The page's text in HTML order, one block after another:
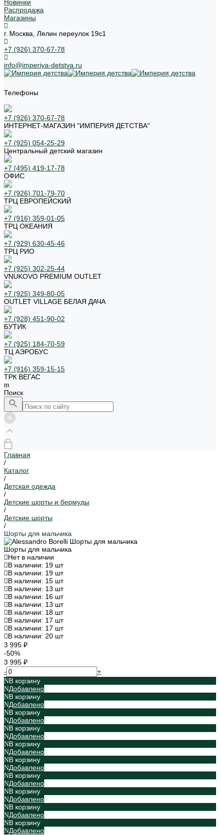
Новинки
Распродажа
Магазины
г. Москва, Лялин переулок 19с1
+7 (926) 370-67-78
info@imperiya-detstva.ru
Телефоны
+7 (926) 370-67-78
ИНТЕРНЕТ-МАГАЗИН "ИМПЕРИЯ ДЕТСТВА"
+7 (925) 054-25-29
Центральный детский магазин
+7 (495) 419-17-78
ОФИС
+7 (926) 701-79-70
ТРЦ ЕВРОПЕЙСКИЙ
+7 (916) 359-01-05
ТРЦ ОКЕАНИЯ
+7 (929) 630-45-46
ТРЦ РИО
+7 (925) 302-25-44
VNUKOVO PREMIUM OUTLET
+7 (925) 349-80-05
OUTLET VILLAGE БЕЛАЯ ДАЧА
+7 (928) 451-90-02
БУТИК
+7 (925) 184-70-59
ТЦ АЭРОБУС
+7 (916) 359-15-15
ТРК ВЕГАС
Поиск
Главная
/
Каталог
/
Детская одежда
/
Детские шорты и бермуды
/
Детские шорты
/
Шорты для мальчика
Шорты для мальчика
Нет в наличии
В наличии: 19 шт
В наличии: 19 шт
В наличии: 15 шт
В наличии: 13 шт
В наличии: 16 шт
В наличии: 13 шт
В наличии: 18 шт
В наличии: 17 шт
В наличии: 17 шт
В наличии: 20 шт
3 995 ₽
-50%
3 995 ₽
-
+
В корзину
Добавлено
В корзину
Добавлено
В корзину
Добавлено
В корзину
Добавлено
В корзину
Добавлено
В корзину
Добавлено
В корзину
Добавлено
В корзину
Добавлено
В корзину
Добавлено
В корзину
Добавлено